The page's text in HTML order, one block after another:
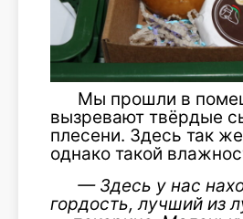
Мы прошли в
вызревают твёрдые
плесени. Здесь так
однако такой
— Здесь у нас
гордость, лучший из